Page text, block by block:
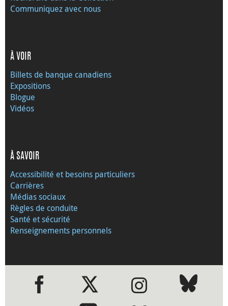
Communiquez avec nous
À VOIR
Billets de banque canadiens
Expositions
Blogue
Vidéos
À SAVOIR
Accessibilité et besoins particuliers
Carrières
Médias sociaux
Règles de conduite
Santé et sécurité
Renseignements personnels